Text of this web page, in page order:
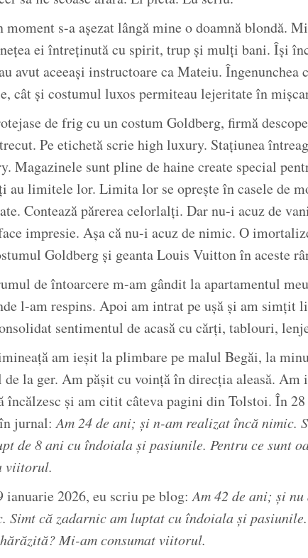
moment s-a așezat lângă mine o doamnă blondă.
ei întreținută cu spirit, trup și mulți bani. Își
avut aceeași instructoare ca Mateiu. Îngenunchea
cât și costumul luxos permiteau lejeritate în
de frig cu un costum Goldberg, firmă
Pe etichetă scrie high luxury. Stațiunea
Magazinele sunt pline de haine create special
au limitele lor. Limita lor se oprește în casele de
Contează părerea celorlalți. Dar nu-i acuz de
impresie. Așa că nu-i acuz de nimic. O
Goldberg și geanta Louis Vuitton în aceste
de întoarcere m-am gândit la apartamentul
l-am respins. Apoi am intrat pe ușă și am simțit
sentimentul de acasă cu cărți, tablouri,
am ieșit la plimbare pe malul Begăi, la
de la ger. Am pășit cu voință în direcția aleasă. Am
încălzesc și am citit câteva pagini din Tolstoi. În
jurnal:Am 24 de ani; și n-am realizat încă nimic.
de 8 ani cu îndoiala și pasiunile. Pentru ce sunt
viitorul.
ianuarie 2026, eu scriu pe blog:Am 42 de ani; și
Simt că zadarnic am luptat cu îndoiala și
Mi-am consumat viitorul.